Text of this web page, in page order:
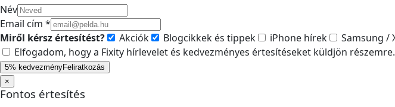
Név
Email cím *
Miről kérsz értesítést?
Akciók Blogcikkek és tippek iPhone hírek
Samsung /
Elfogadom, hogy a Fixity hírlevelet és kedvezményes értesítéseket küldjön részemre.
5% kedvezményFeliratkozás
×
Fontos értesítés